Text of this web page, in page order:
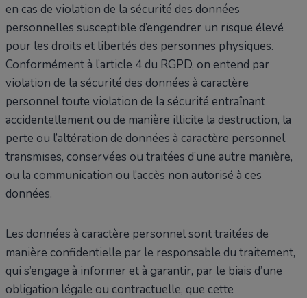
en cas de violation de la sécurité des données
personnelles susceptible d’engendrer un risque élevé
pour les droits et libertés des personnes physiques.
Conformément à l’article 4 du RGPD, on entend par
violation de la sécurité des données à caractère
personnel toute violation de la sécurité entraînant
accidentellement ou de manière illicite la destruction, la
perte ou l’altération de données à caractère personnel
transmises, conservées ou traitées d’une autre manière,
ou la communication ou l’accès non autorisé à ces
données.
Les données à caractère personnel sont traitées de
manière confidentielle par le responsable du traitement,
qui s’engage à informer et à garantir, par le biais d’une
obligation légale ou contractuelle, que cette